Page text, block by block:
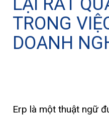
TRONG
DOANH
Erp là một thuật ngữ